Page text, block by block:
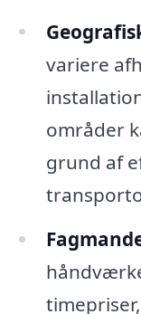
variere
områder
grund af